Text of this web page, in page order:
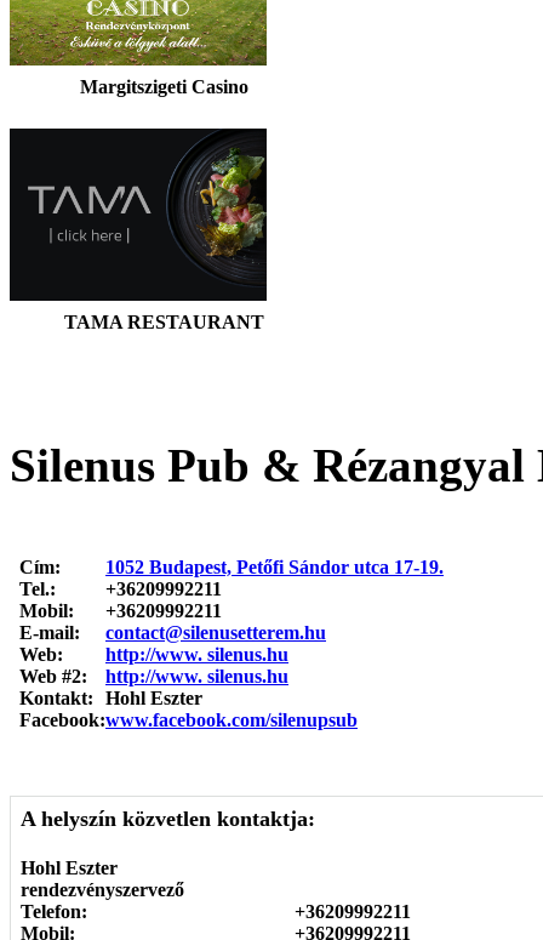
Margitszigeti Casino
TAMA RESTAURANT
Silenus Pub & Rézangyal
Cím:
1052 Budapest, Petőfi Sándor utca 17-19.
Tel.:
+36209992211
Mobil:
+36209992211
E-mail:
contact@silenusetterem.hu
Web:
http://www. silenus.hu
Web #2:
http://www. silenus.hu
Kontakt:
Hohl Eszter
Facebook:www.facebook.com/silenupsub
A helyszín közvetlen kontaktja:
Hohl Eszter
rendezvényszervező
Telefon:
+36209992211
Mobil:
+36209992211